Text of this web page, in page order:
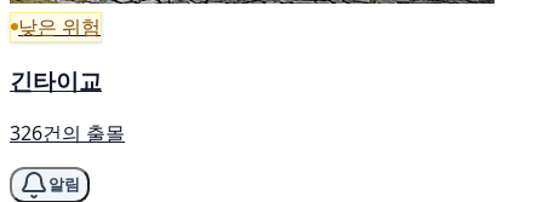
낮은 위험
긴타이교
326건의 출몰
알림